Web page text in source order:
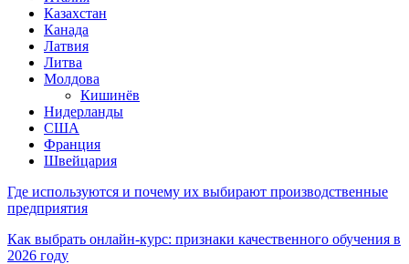
Казахстан
Канада
Латвия
Литва
Молдова
Кишинёв
Нидерланды
США
Франция
Швейцария
Где используются и почему их выбирают производственные
предприятия
Как выбрать онлайн-курс: признаки качественного обучения в
2026 году